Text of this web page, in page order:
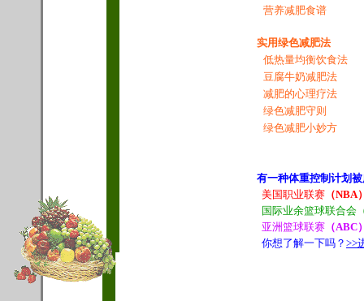
营养减肥食谱
实用绿色减肥法
低热量均衡饮食法
豆腐牛奶减肥法
减肥的心理疗法
绿色减肥守则
绿色减肥小妙方
有一种体重控制计划
美国职业联赛 （NBA
国际业余篮球联合会
亚洲篮球联赛 （ABC
你想了解一下吗？ >>